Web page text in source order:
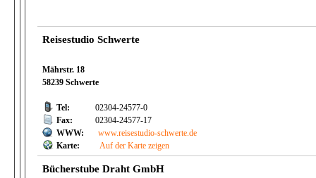
Reisestudio Schwerte
Mährstr. 18
58239 Schwerte
Tel:
02304-24577-0
Fax:
02304-24577-17
WWW:
www.reisestudio-schwerte.de
Karte:
Auf der Karte zeigen
Bücherstube Draht GmbH